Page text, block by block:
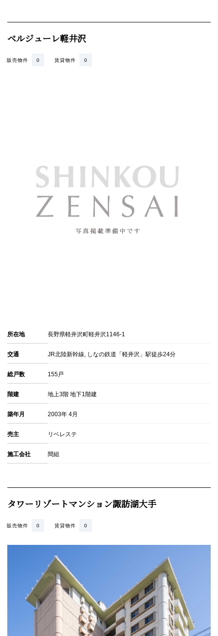
ベルジューレ軽井沢
賃貸物件 0
販売物件 0
所在地 長野県軽井沢町軽井沢1146-1
交通 JR北陸新幹線, しなの鉄道「軽井沢」駅徒歩24分
総戸数 155戸
階建 地上3階 地下1階建
築年月 2003年 4月
売主 リベレステ
施工会社 間組
タワーリゾートマンション諏訪湖大手
賃貸物件 0
販売物件 0